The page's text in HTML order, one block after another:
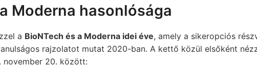
Moderna hasonlósága
a BioNTech és a Moderna idei éve, amely a sikeropciós
rajzolatot mutat 2020-ban. A kettő közül elsőként
november 20. között: